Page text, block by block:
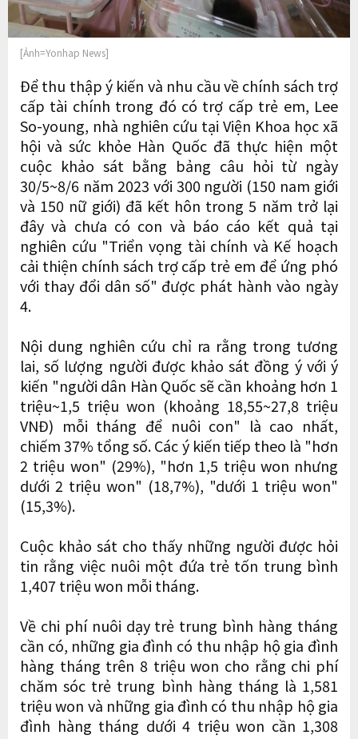
[Ảnh=Yonhap News]
Để thu thập ý kiến ​​và nhu cầu về chính sách trợ
cấp tài chính trong đó có trợ cấp trẻ em, Lee
So-young, nhà nghiên cứu tại Viện Khoa học xã
hội và sức khỏe Hàn Quốc đã thực hiện một
cuộc khảo sát bằng bảng câu hỏi từ ngày
30/5~8/6 năm 2023 với 300 người (150 nam giới
và 150 nữ giới) đã kết hôn trong 5 năm trở lại
đây và chưa có con và báo cáo kết quả tại
nghiên cứu "Triển vọng tài chính và Kế hoạch
cải thiện chính sách trợ cấp trẻ em để ứng phó
với thay đổi dân số" được phát hành vào ngày
4.
Nội dung nghiên cứu chỉ ra rằng trong tương
lai, số lượng người được khảo sát đồng ý với ý
kiến "người dân Hàn Quốc sẽ cần khoảng hơn 1
triệu~1,5 triệu won (khoảng 18,55~27,8 triệu
VNĐ) mỗi tháng để nuôi con" là cao nhất,
chiếm 37% tổng số. Các ý kiến tiếp theo là "hơn
2 triệu won" (29%), "hơn 1,5 triệu won nhưng
dưới 2 triệu won" (18,7%), "dưới 1 triệu won"
(15,3%).
Cuộc khảo sát cho thấy những người được hỏi
tin rằng việc nuôi một đứa trẻ tốn trung bình
1,407 triệu won mỗi tháng.
Về chi phí nuôi dạy trẻ trung bình hàng tháng
cần có, những gia đình có thu nhập hộ gia đình
hàng tháng trên 8 triệu won cho rằng chi phí
chăm sóc trẻ trung bình hàng tháng là 1,581
triệu won và những gia đình có thu nhập hộ gia
đình hàng tháng dưới 4 triệu won cần 1,308